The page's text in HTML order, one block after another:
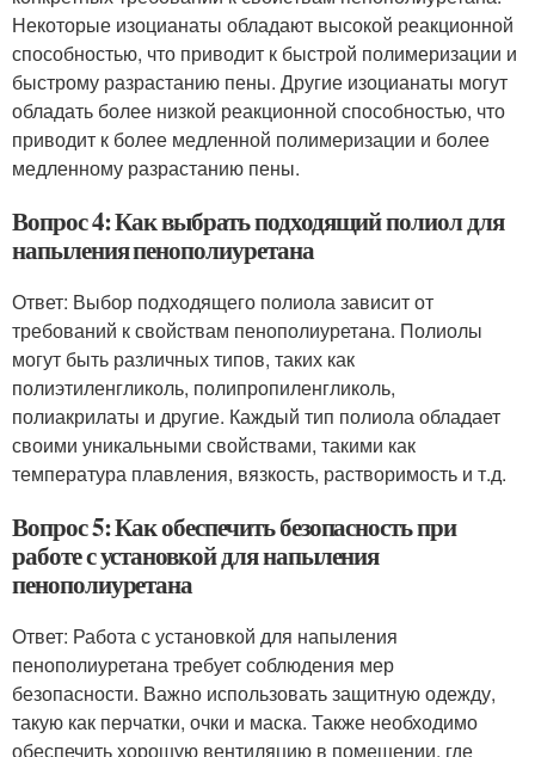
Некоторые изоцианаты обладают высокой реакционной
способностью, что приводит к быстрой полимеризации и
быстрому разрастанию пены. Другие изоцианаты могут
обладать более низкой реакционной способностью, что
приводит к более медленной полимеризации и более
медленному разрастанию пены.
Вопрос 4: Как выбрать подходящий полиол для
напыления пенополиуретана
Ответ: Выбор подходящего полиола зависит от
требований к свойствам пенополиуретана. Полиолы
могут быть различных типов, таких как
полиэтиленгликоль, полипропиленгликоль,
полиакрилаты и другие. Каждый тип полиола обладает
своими уникальными свойствами, такими как
температура плавления, вязкость, растворимость и т.д.
Вопрос 5: Как обеспечить безопасность при
работе с установкой для напыления
пенополиуретана
Ответ: Работа с установкой для напыления
пенополиуретана требует соблюдения мер
безопасности. Важно использовать защитную одежду,
такую как перчатки, очки и маска. Также необходимо
обеспечить хорошую вентиляцию в помещении, где